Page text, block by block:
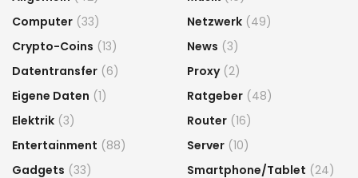
Computer (33)
Crypto-Coins (13)
Datentransfer (6)
Eigene Daten (1)
Elektrik (3)
Entertainment (88)
Gadgets (33)
Netzwerk (49)
News (3)
Proxy(2)
Ratgeber (48)
Router (16)
Server (10)
Smartphone/Tablet (24)